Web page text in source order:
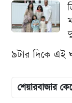
৯টার দিকে এই
শেয়ারবাজার